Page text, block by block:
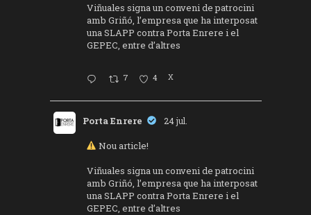
Viñuales signa un conveni de patrocini
amb Griñó, l’empresa que ha interposat
una SLAPP contra Porta Enrere i el
GEPEC, entre d’altres
7 4 X
Porta Enrere 24 jul.
Nou article!
Viñuales signa un conveni de patrocini
amb Griñó, l’empresa que ha interposat
una SLAPP contra Porta Enrere i el
GEPEC, entre d’altres